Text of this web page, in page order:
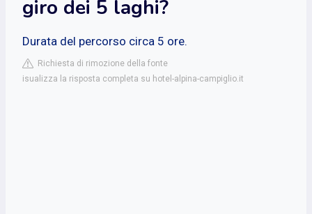
giro dei 5 laghi?
Durata del percorso circa 5 ore.
Richiesta di rimozione della fonte
isualizza la risposta completa su hotel-alpina-campiglio.it